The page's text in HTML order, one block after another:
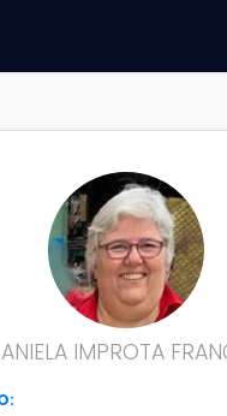
ANIELA IMPROTA